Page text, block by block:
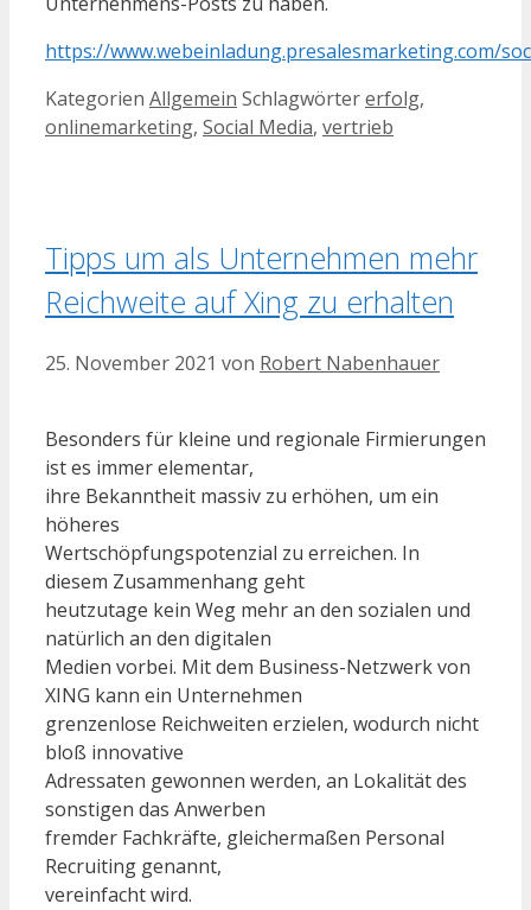
https://www.webeinladung.presalesmarketing.com/
Kategorien Allgemein Schlagwörtererfolg,
onlinemarketing, Social Media, vertrieb
Tipps um als Unternehmen mehr
Reichweite auf Xing zu erhalten
25. November 2021 von Robert Nabenhauer
Besonders für kleine und regionale Firmierungen
ist es immer elementar,
ihre Bekanntheit massiv zu erhöhen, um ein
höheres
Wertschöpfungspotenzial zu erreichen. In
diesem Zusammenhang geht
heutzutage kein Weg mehr an den sozialen und
natürlich an den digitalen
Medien vorbei. Mit dem Business-Netzwerk von
XING kann ein Unternehmen
grenzenlose Reichweiten erzielen, wodurch nicht
bloß innovative
Adressaten gewonnen werden, an Lokalität des
sonstigen das Anwerben
fremder Fachkräfte, gleichermaßen Personal
Recruiting genannt,
vereinfacht wird.